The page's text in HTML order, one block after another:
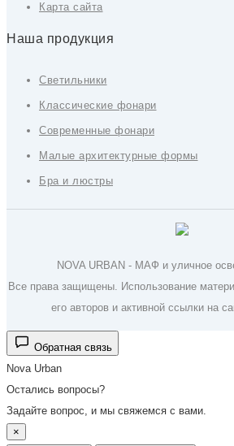
Карта сайта
Наша продукция
Светильники
Классические фонари
Современные фонари
Малые архитектурные формы
Бра и люстры
NOVA URBAN - МАФ и уличное
Все права защищены. Использование
его авторов и активной ссылки на
Обратная связь
Nova Urban
Остались вопросы?
Задайте вопрос, и мы свяжемся с вами.
×